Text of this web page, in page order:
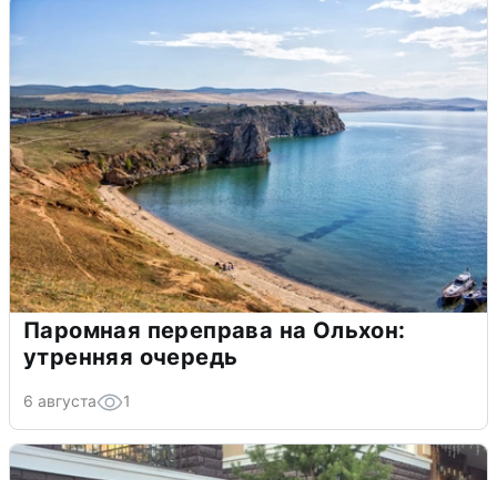
Паромная переправа на Ольхон:
утренняя очередь
6 августа 1